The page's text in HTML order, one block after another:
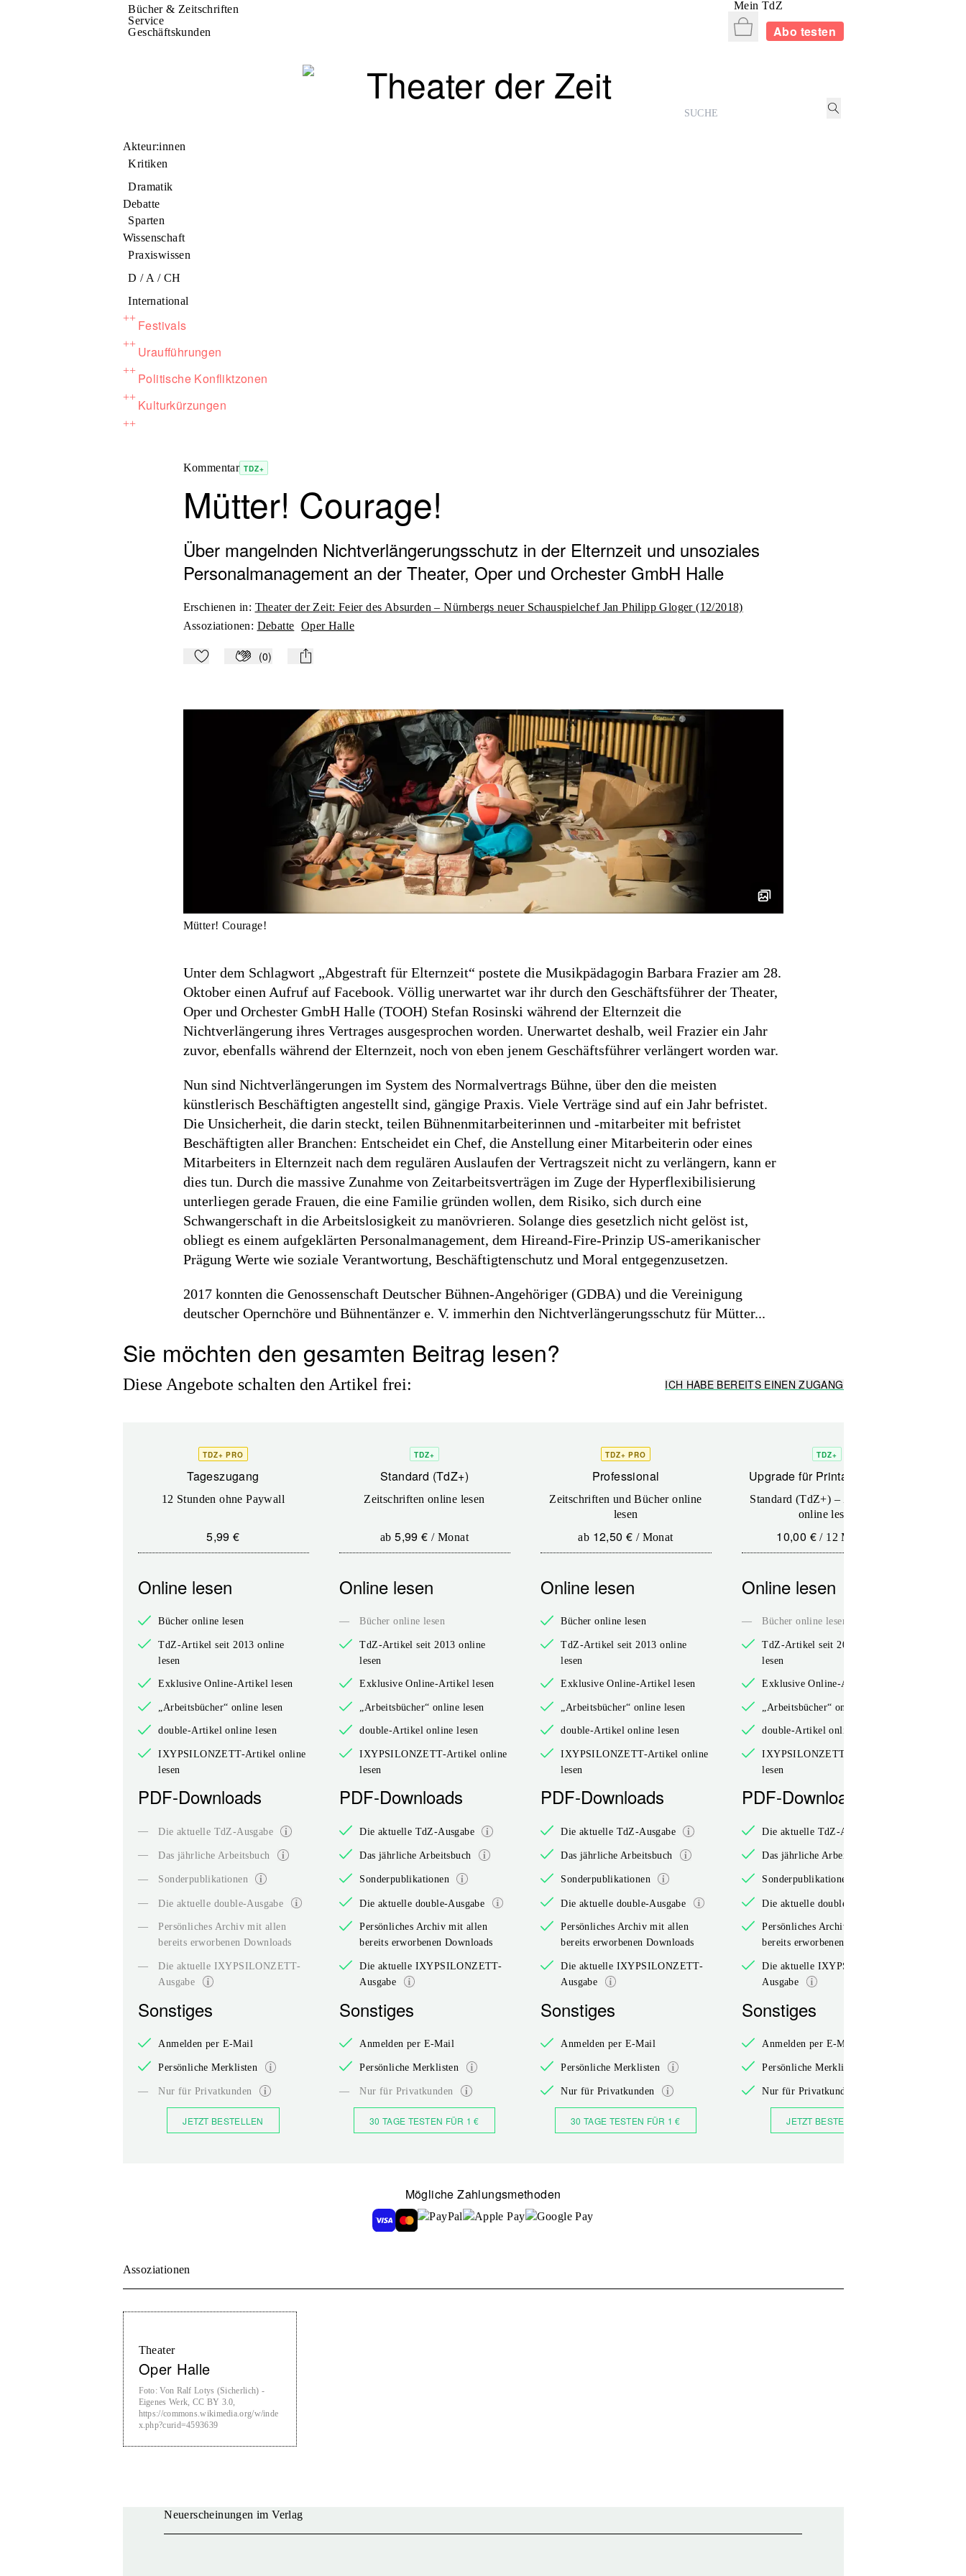
Bücher & Zeitschriften
Service
Geschäftskunden
Mein TdZ
Warenkorb
Abo testen
Akteur:innen
Kritiken
Dramatik
Debatte
Sparten
Wissenschaft
Praxiswissen
D / A / CH
International
++ Festivals
++ Uraufführungen
++ Politische Konfliktzonen
++ Kulturkürzungen
++
Kommentar TDZ+
Mütter! Courage!
Über mangelnden Nichtverlängerungsschutz in der Elternzeit und unsoziales
Personalmanagement an der Theater, Oper und Orchester GmbH Halle
Erschienen in: Theater der Zeit: Feier des Absurden – Nürnbergs neuer Schauspielchef Jan Philipp Gloger (12/2018)
Assoziationen: Debatte Oper Halle
Zu Mein-TdZ hinzufügen
Applaudieren
(0) mail
Mütter! Courage!
Unter dem Schlagwort „Abgestraft für Elternzeit“ postete die Musikpädagogin Barbara Frazier am 28.
Oktober einen Aufruf auf Facebook. Völlig unerwartet war ihr durch den Geschäftsführer der Theater,
Oper und Orchester GmbH Halle (TOOH) Stefan Rosinski während der Elternzeit die
Nichtverlängerung ihres Vertrages ausgesprochen worden. Unerwartet deshalb, weil Frazier ein Jahr
zuvor, ebenfalls während der Elternzeit, noch von eben jenem Geschäftsführer verlängert worden war.
Nun sind Nichtverlängerungen im System des Normalvertrags Bühne, über den die meisten
künstlerisch Beschäftigten angestellt sind, gängige Praxis. Viele Verträge sind auf ein Jahr befristet.
Die Unsicherheit, die darin steckt, teilen Bühnenmitarbeiterinnen und -mitarbeiter mit befristet
Beschäftigten aller Branchen: Entscheidet ein Chef, die Anstellung einer Mitarbeiterin oder eines
Mitarbeiters in Elternzeit nach dem regulären Auslaufen der Vertragszeit nicht zu verlängern, kann er
dies tun. Durch die massive Zunahme von Zeitarbeitsverträgen im Zuge der Hyperflexibilisierung
unterliegen gerade Frauen, die eine Familie gründen wollen, dem Risiko, sich durch eine
Schwangerschaft in die Arbeitslosigkeit zu manövrieren. Solange dies gesetzlich nicht gelöst ist,
obliegt es einem aufgeklärten Personalmanagement, dem Hireand-Fire-Prinzip US-amerikanischer
Prägung Werte wie soziale Verantwortung, Beschäftigtenschutz und Moral entgegenzusetzen.
2017 konnten die Genossenschaft Deutscher Bühnen-Angehöriger (GDBA) und die Vereinigung
deutscher Opernchöre und Bühnentänzer e. V. immerhin den Nichtverlängerungsschutz für Mütter...
Sie möchten den gesamten Beitrag lesen?
Diese Angebote schalten den Artikel frei: ICH HABE BEREITS EINEN ZUGANG
TDZ+ PRO
Tageszugang
12 Stunden ohne Paywall
5,99 €
Online lesen
Bücher online lesen
TdZ-Artikel seit 2013 online
lesen
Exklusive Online-Artikel lesen
„Arbeitsbücher“ online lesen
double-Artikel online lesen
IXYPSILONZETT-Artikel online
lesen
PDF-Downloads
— Die aktuelle TdZ-Ausgabe
— Das jährliche Arbeitsbuch
— Sonderpublikationen
— Die aktuelle double-Ausgabe
—
Persönliches Archiv mit allen
bereits erworbenen Downloads
—
Die aktuelle IXYPSILONZETT-
Ausgabe
Sonstiges
Anmelden per E-Mail
Persönliche Merklisten
— Nur für Privatkunden
JETZT BESTELLEN
TDZ+
Standard (TdZ+)
Zeitschriften online lesen
ab 5,99 € / Monat
Online lesen
— Bücher online lesen
TdZ-Artikel seit 2013 online
lesen
Exklusive Online-Artikel lesen
„Arbeitsbücher“ online lesen
double-Artikel online lesen
IXYPSILONZETT-Artikel online
lesen
PDF-Downloads
Die aktuelle TdZ-Ausgabe
Das jährliche Arbeitsbuch
Sonderpublikationen
Die aktuelle double-Ausgabe
Persönliches Archiv mit allen
bereits erworbenen Downloads
Die aktuelle IXYPSILONZETT-
Ausgabe
Sonstiges
Anmelden per E-Mail
Persönliche Merklisten
— Nur für Privatkunden
30 TAGE TESTEN FÜR 1 €
TDZ+ PRO
Professional
Zeitschriften und Bücher online
lesen
ab 12,50 € / Monat
Online lesen
Bücher online lesen
TdZ-Artikel seit 2013 online
lesen
Exklusive Online-Artikel lesen
„Arbeitsbücher“ online lesen
double-Artikel online lesen
IXYPSILONZETT-Artikel online
lesen
PDF-Downloads
Die aktuelle TdZ-Ausgabe
Das jährliche Arbeitsbuch
Sonderpublikationen
Die aktuelle double-Ausgabe
Persönliches Archiv mit allen
bereits erworbenen Downloads
Die aktuelle IXYPSILONZETT-
Ausgabe
Sonstiges
Anmelden per E-Mail
Persönliche Merklisten
Nur für Privatkunden
30 TAGE TESTEN FÜR 1 €
TDZ+
Upgrade für Printabonnenten
Standard (TdZ+) – Zeitschriften
online lesen
10,00 € / 12 Monate
Online lesen
— Bücher online lesen
TdZ-Artikel seit 2013 online
lesen
Exklusive Online-Artikel lesen
„Arbeitsbücher“ online lesen
double-Artikel online lesen
IXYPSILONZETT-Artikel online
lesen
PDF-Downloads
Die aktuelle TdZ-Ausgabe
Das jährliche Arbeitsbuch
Sonderpublikationen
Die aktuelle double-Ausgabe
Persönliches Archiv mit allen
bereits erworbenen Downloads
Die aktuelle IXYPSILONZETT-
Ausgabe
Sonstiges
Anmelden per E-Mail
Persönliche Merklisten
Nur für Privatkunden
JETZT BESTELLEN
Mögliche Zahlungsmethoden
Assoziationen
Theater
Oper Halle
Foto: Von Ralf Lotys (Sicherlich) -
Eigenes Werk, CC BY 3.0,
https://commons.wikimedia.org/w/inde
x.php?curid=4593639
Neuerscheinungen im Verlag